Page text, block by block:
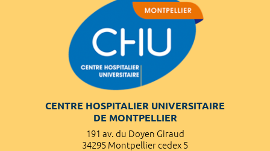
CENTRE HOSPITALIER UNIVERSITAIRE
DE MONTPELLIER
191 av. du Doyen Giraud
34295 Montpellier cedex 5